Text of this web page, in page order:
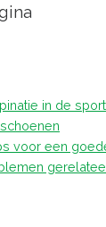
in de sport
voor een